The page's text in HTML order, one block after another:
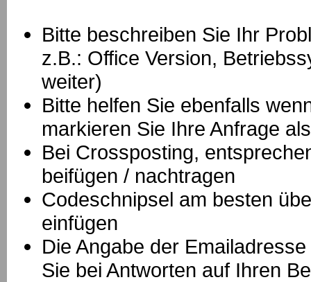
Bitte beschreiben Sie Ihr
z.B.: Office Version,
weiter)
Bitte helfen Sie ebenfalls
markieren Sie Ihre Anfrage
Bei Crossposting,
beifügen / nachtragen
Codeschnipsel am besten
einfügen
Die Angabe der
Sie bei Antworten auf Ihren